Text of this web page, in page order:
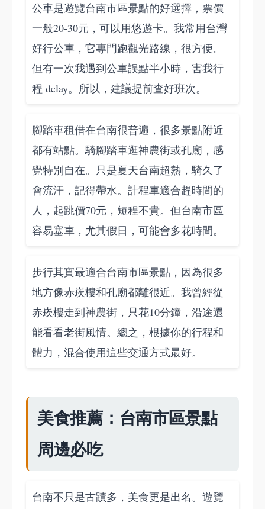
公車是遊覽台南市區景點的好選擇，票價
一般20-30元，可以用悠遊卡。我常用台灣
好行公車，它專門跑觀光路線，很方便。
但有一次我遇到公車誤點半小時，害我行
程 delay。所以，建議提前查好班次。
腳踏車租借在台南很普遍，很多景點附近
都有站點。騎腳踏車逛神農街或孔廟，感
覺特別自在。只是夏天台南超熱，騎久了
會流汗，記得帶水。計程車適合趕時間的
人，起跳價70元，短程不貴。但台南市區
容易塞車，尤其假日，可能會多花時間。
步行其實最適合台南市區景點，因為很多
地方像赤崁樓和孔廟都離很近。我曾經從
赤崁樓走到神農街，只花10分鐘，沿途還
能看看老街風情。總之，根據你的行程和
體力，混合使用這些交通方式最好。
美食推薦：台南市區景點
周邊必吃
台南不只是古蹟多，美食更是出名。遊覽